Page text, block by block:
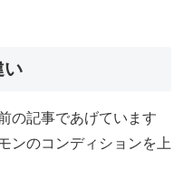
い
の記事であげています
ンのコンディションを上